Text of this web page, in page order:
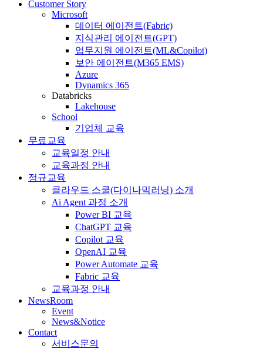
Customer Story
Microsoft
데이터 에이전트(Fabric)
지식관리 에이전트(GPT)
업무지원 에이전트(ML&Copilot)
보안 에이전트(M365 EMS)
Azure
Dynamics 365
Databricks
Lakehouse
School
기업체 교육
무료교육
교육일정 안내
교육과정 안내
정규교육
클라우드 스쿨(다이나믹러닝) 소개
Ai Agent 과정 소개
Power BI 교육
ChatGPT 교육
Copilot 교육
OpenAI 교육
Power Automate 교육
Fabric 교육
교육과정 안내
NewsRoom
Event
News&Notice
Contact
서비스문의